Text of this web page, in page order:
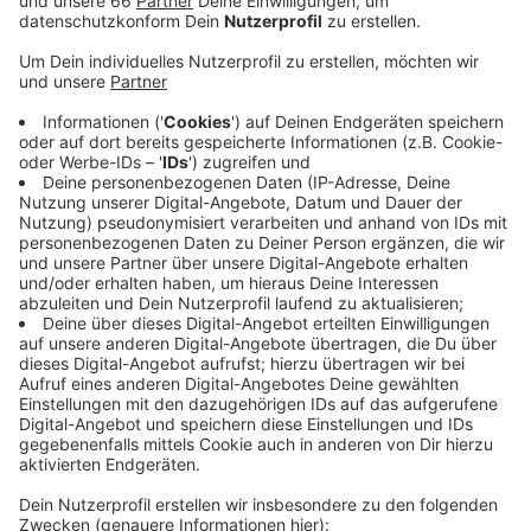
Anzeige
Grünschnitt- und Schadstoffsammlung wieder
aufgenommen. Die Stadt appelliert, den Recyclinghof
nur für dringende Entsorgungen zu nutzen. Trotzdem
herrscht am Flinger Broich Hochbetrieb. Die
Recyclinghöfe in Garath und Lohausen bleiben aus
Sicherheitsgründen weiter geschlossen. Um die
Situation in Flingern zu entlasten, hatte die Awista
bereits ab Anfang April (2020) die mobile Sammlung
von Grünschnitt wieder aufgenommen. Ab sofort gibt
es jetzt auch wieder eine mobile
Schadstoffsammlung. Spürbar ist die Corona-Krise
auch an den Altkleidercontainern. Sie werden deutlich
häufiger genutzt, darum werden Container jetzt in
kleineren Abständen entleert.